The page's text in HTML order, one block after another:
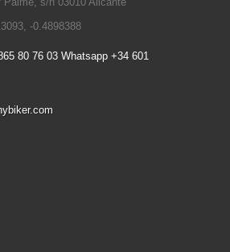
-0.4898388
80 76 03 Whatsapp +34 601